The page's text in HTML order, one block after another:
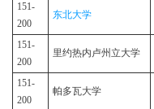
151-
200
东北大学
151-
200
里约热内卢州立大学
151-
200
帕多瓦大学